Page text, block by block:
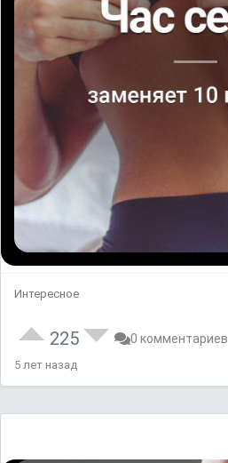
Интересное
225 0 комментариев
5 лет назад